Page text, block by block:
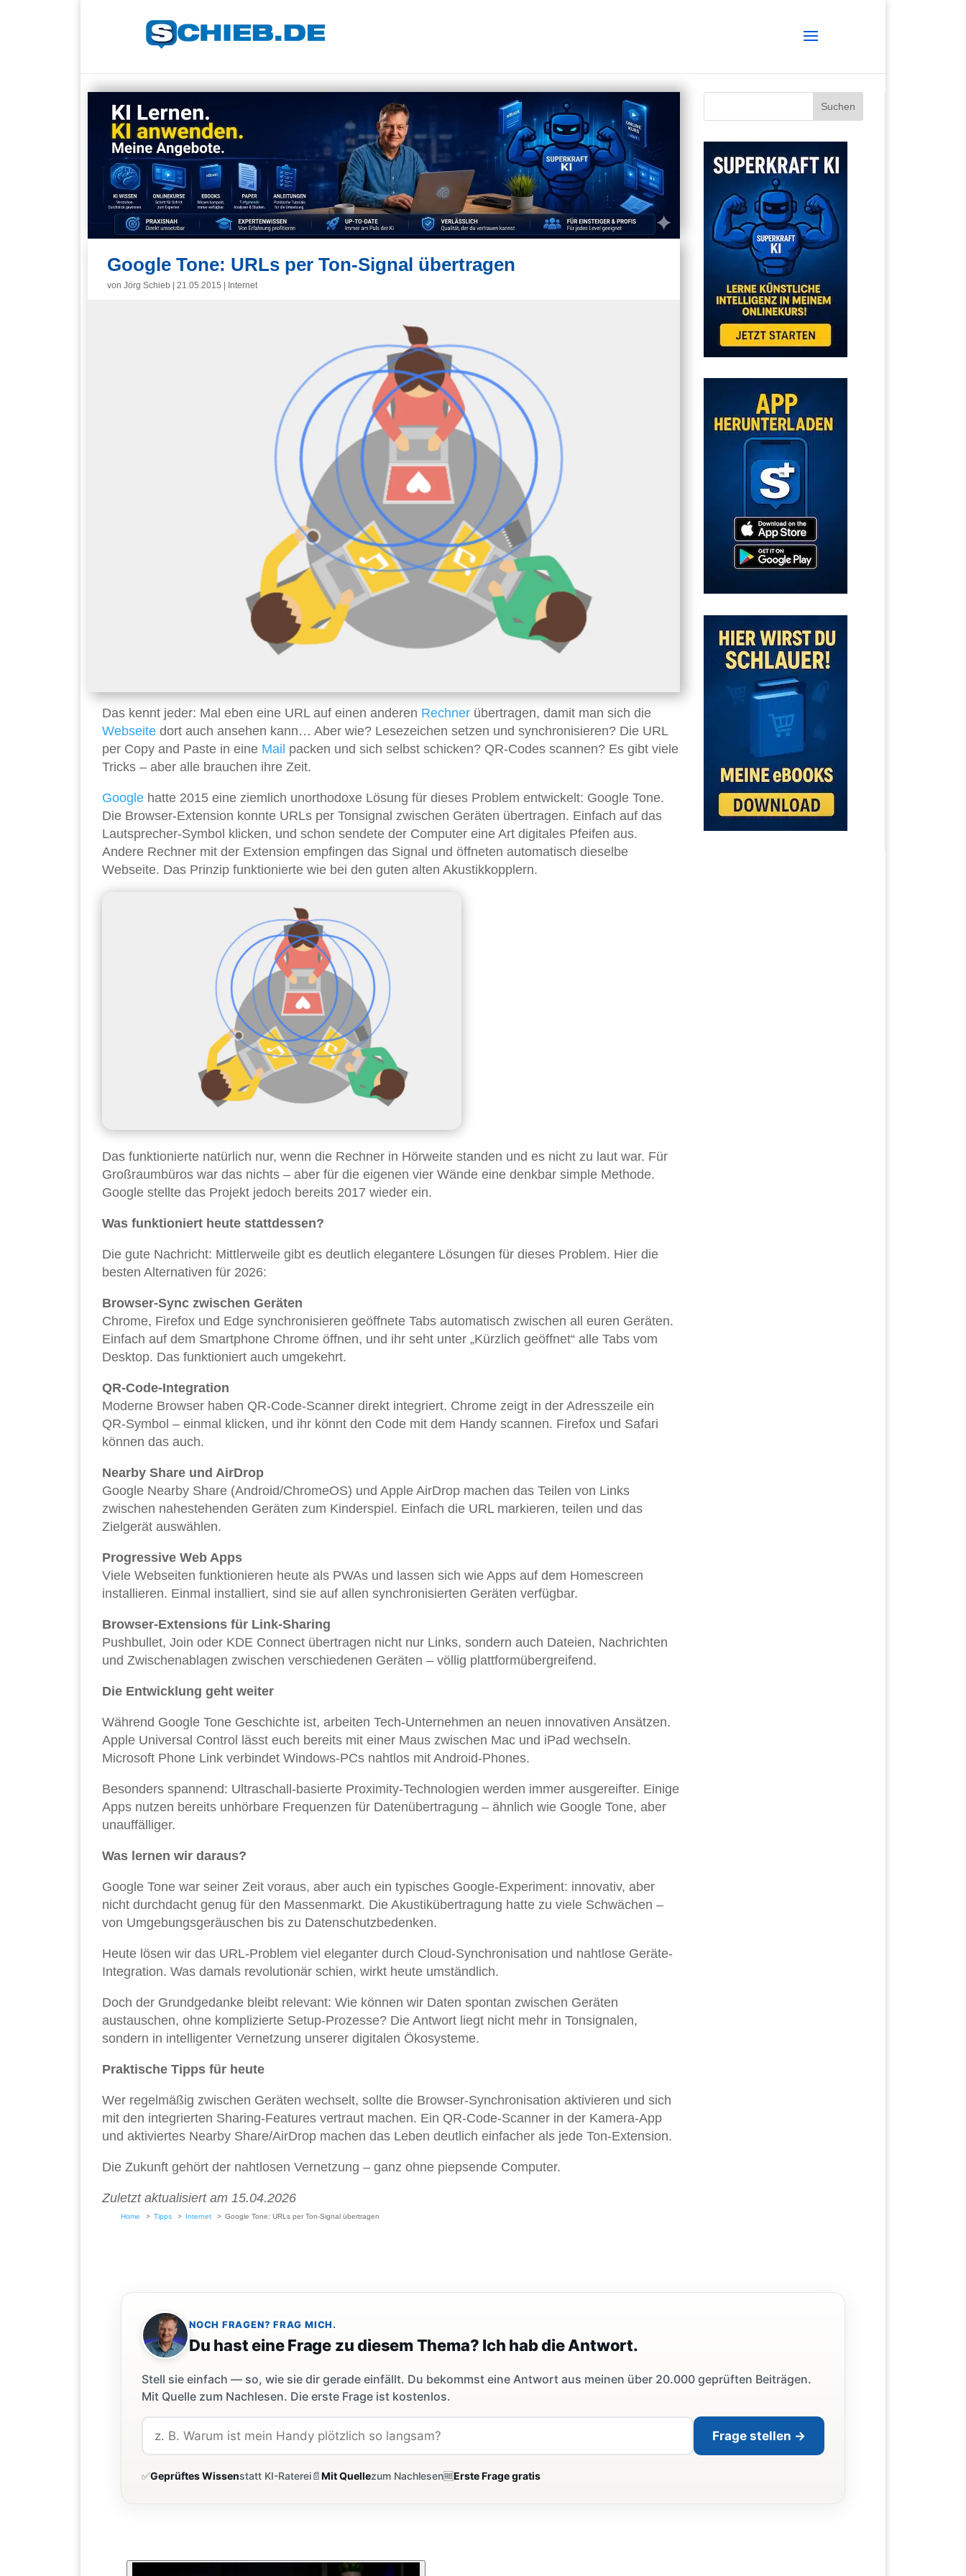
Google Tone: URLs per Ton-Signal übertragen
von Jörg Schieb 21.05.2015 Internet
Das kennt jeder: Mal eben eine URL auf einen anderen Rechner übertragen, damit man sich die
Webseite dort auch ansehen kann… Aber wie? Lesezeichen setzen und synchronisieren? Die URL
per Copy and Paste in eine Mail packen und sich selbst schicken? QR-Codes scannen? Es gibt viele
Tricks – aber alle brauchen ihre Zeit.
Google hatte 2015 eine ziemlich unorthodoxe Lösung für dieses Problem entwickelt: Google Tone.
Die Browser-Extension konnte URLs per Tonsignal zwischen Geräten übertragen. Einfach auf das
Lautsprecher-Symbol klicken, und schon sendete der Computer eine Art digitales Pfeifen aus.
Andere Rechner mit der Extension empfingen das Signal und öffneten automatisch dieselbe
Webseite. Das Prinzip funktionierte wie bei den guten alten Akustikkopplern.
Das funktionierte natürlich nur, wenn die Rechner in Hörweite standen und es nicht zu laut war. Für
Großraumbüros war das nichts – aber für die eigenen vier Wände eine denkbar simple Methode.
Google stellte das Projekt jedoch bereits 2017 wieder ein.
Was funktioniert heute stattdessen?
Die gute Nachricht: Mittlerweile gibt es deutlich elegantere Lösungen für dieses Problem. Hier die
besten Alternativen für 2026:
Browser-Sync zwischen Geräten
Chrome, Firefox und Edge synchronisieren geöffnete Tabs automatisch zwischen all euren Geräten.
Einfach auf dem Smartphone Chrome öffnen, und ihr seht unter „Kürzlich geöffnet“ alle Tabs vom
Desktop. Das funktioniert auch umgekehrt.
QR-Code-Integration
Moderne Browser haben QR-Code-Scanner direkt integriert. Chrome zeigt in der Adresszeile ein
QR-Symbol – einmal klicken, und ihr könnt den Code mit dem Handy scannen. Firefox und Safari
können das auch.
Nearby Share und AirDrop
Google Nearby Share (Android/ChromeOS) und Apple AirDrop machen das Teilen von Links
zwischen nahestehenden Geräten zum Kinderspiel. Einfach die URL markieren, teilen und das
Zielgerät auswählen.
Progressive Web Apps
Viele Webseiten funktionieren heute als PWAs und lassen sich wie Apps auf dem Homescreen
installieren. Einmal installiert, sind sie auf allen synchronisierten Geräten verfügbar.
Browser-Extensions für Link-Sharing
Pushbullet, Join oder KDE Connect übertragen nicht nur Links, sondern auch Dateien, Nachrichten
und Zwischenablagen zwischen verschiedenen Geräten – völlig plattformübergreifend.
Die Entwicklung geht weiter
Während Google Tone Geschichte ist, arbeiten Tech-Unternehmen an neuen innovativen Ansätzen.
Apple Universal Control lässt euch bereits mit einer Maus zwischen Mac und iPad wechseln.
Microsoft Phone Link verbindet Windows-PCs nahtlos mit Android-Phones.
Besonders spannend: Ultraschall-basierte Proximity-Technologien werden immer ausgereifter. Einige
Apps nutzen bereits unhörbare Frequenzen für Datenübertragung – ähnlich wie Google Tone, aber
unauffälliger.
Was lernen wir daraus?
Google Tone war seiner Zeit voraus, aber auch ein typisches Google-Experiment: innovativ, aber
nicht durchdacht genug für den Massenmarkt. Die Akustikübertragung hatte zu viele Schwächen –
von Umgebungsgeräuschen bis zu Datenschutzbedenken.
Heute lösen wir das URL-Problem viel eleganter durch Cloud-Synchronisation und nahtlose Geräte-
Integration. Was damals revolutionär schien, wirkt heute umständlich.
Doch der Grundgedanke bleibt relevant: Wie können wir Daten spontan zwischen Geräten
austauschen, ohne komplizierte Setup-Prozesse? Die Antwort liegt nicht mehr in Tonsignalen,
sondern in intelligenter Vernetzung unserer digitalen Ökosysteme.
Praktische Tipps für heute
Wer regelmäßig zwischen Geräten wechselt, sollte die Browser-Synchronisation aktivieren und sich
mit den integrierten Sharing-Features vertraut machen. Ein QR-Code-Scanner in der Kamera-App
und aktiviertes Nearby Share/AirDrop machen das Leben deutlich einfacher als jede Ton-Extension.
Die Zukunft gehört der nahtlosen Vernetzung – ganz ohne piepsende Computer.
Zuletzt aktualisiert am 15.04.2026
Home Tipps Internet Google Tone: URLs per Ton-Signal übertragen
NOCH FRAGEN? FRAG MICH.
Du hast eine Frage zu diesem Thema? Ich hab die Antwort.
Stell sie einfach — so, wie sie dir gerade einfällt. Du bekommst eine Antwort aus meinen über 20.000 geprüften Beiträgen.
Mit Quelle zum Nachlesen. Die erste Frage ist kostenlos.
Frage stellen →
✅Geprüftes Wissenstatt KI-Raterei📄Mit Quellezum Nachlesen🆓Erste Frage gratis